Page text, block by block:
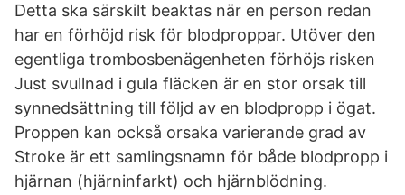
Detta ska särskilt beaktas när en person redan
har en förhöjd risk för blodproppar. Utöver den
egentliga trombosbenägenheten förhöjs risken
Just svullnad i gula fläcken är en stor orsak till
synnedsättning till följd av en blodpropp i ögat.
Proppen kan också orsaka varierande grad av
Stroke är ett samlingsnamn för både blodpropp i
hjärnan (hjärninfarkt) och hjärnblödning.